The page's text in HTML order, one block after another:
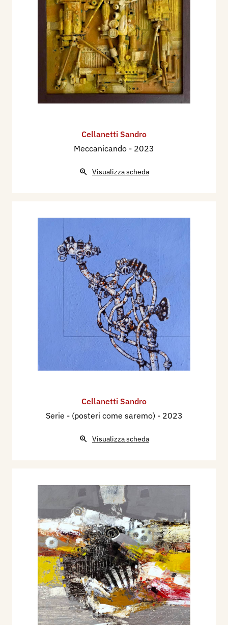
Cellanetti Sandro
Meccanicando - 2023
Visualizza scheda
Cellanetti Sandro
Serie - (posteri come saremo) - 2023
Visualizza scheda